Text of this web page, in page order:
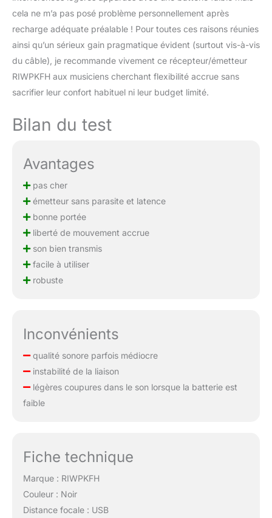
cela ne m’a pas posé problème personnellement après
recharge adéquate préalable ! Pour toutes ces raisons réunies
ainsi qu’un sérieux gain pragmatique évident (surtout vis-à-vis
du câble), je recommande vivement ce récepteur/émetteur
RIWPKFH aux musiciens cherchant flexibilité accrue sans
sacrifier leur confort habituel ni leur budget limité.
Bilan du test
Avantages
pas cher
émetteur sans parasite et latence
bonne portée
liberté de mouvement accrue
son bien transmis
facile à utiliser
robuste
Inconvénients
qualité sonore parfois médiocre
instabilité de la liaison
légères coupures dans le son lorsque la batterie est
faible
Fiche technique
Marque : RIWPKFH
Couleur : Noir
Distance focale : USB